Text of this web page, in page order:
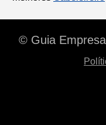
© Guia